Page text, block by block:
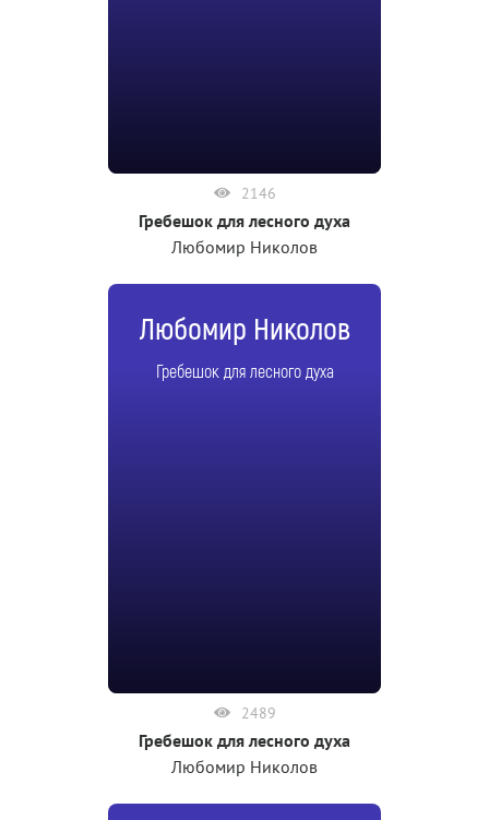
2146
Гребешок для лесного духа
Любомир Николов
Любомир Николов
Гребешок для лесного духа
2489
Гребешок для лесного духа
Любомир Николов